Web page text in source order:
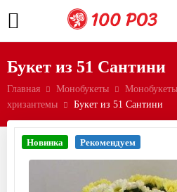
Букет из 51 Сантини
Главная Монобукеты
хризантемы
Букет из 51 Сантини
Новинка Рекомендуем